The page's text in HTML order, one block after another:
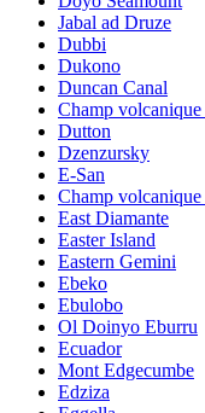
Jabal ad Druze
Dubbi
Dukono
Duncan Canal
Champ
Dutton
Dzenzursky
E-San
Champ
East Diamante
Easter Island
Eastern Gemini
Ebeko
Ebulobo
Ol Doinyo Eburru
Ecuador
Mont Edgecumbe
Edziza